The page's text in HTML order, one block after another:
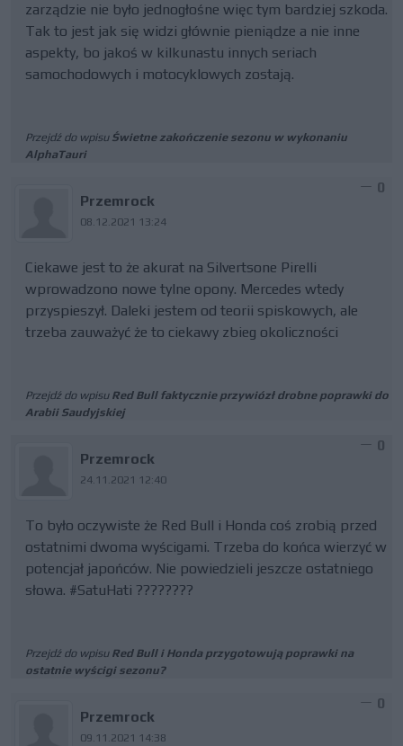
zarządzie nie było jednogłośne więc tym bardziej szkoda.
Tak to jest jak się widzi głównie pieniądze a nie inne
aspekty, bo jakoś w kilkunastu innych seriach
samochodowych i motocyklowych zostają.
Przejdź do wpisu Świetne zakończenie sezonu w wykonaniu
AlphaTauri
Przemrock
08.12.2021 13:24
0
Ciekawe jest to że akurat na Silvertsone Pirelli
wprowadzono nowe tylne opony. Mercedes wtedy
przyspieszył. Daleki jestem od teorii spiskowych, ale
trzeba zauważyć że to ciekawy zbieg okoliczności
Przejdź do wpisu Red Bull faktycznie przywiózł drobne poprawki do
Arabii Saudyjskiej
Przemrock
24.11.2021 12:40
0
To było oczywiste że Red Bull i Honda coś zrobią przed
ostatnimi dwoma wyścigami. Trzeba do końca wierzyć w
potencjał japońców. Nie powiedzieli jeszcze ostatniego
słowa. #SatuHati ????????
Przejdź do wpisu Red Bull i Honda przygotowują poprawki na
ostatnie wyścigi sezonu?
Przemrock
09.11.2021 14:38
0